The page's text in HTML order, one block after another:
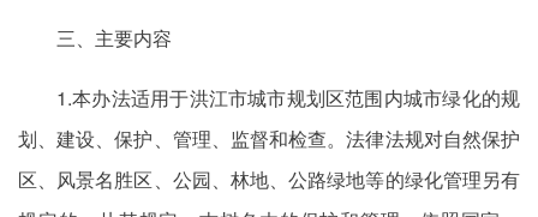
三、主要内容
1.本办法适用于洪江市城市规划区范围内城市绿化的规
划、建设、保护、管理、监督和检查。法律法规对自然保护
区、风景名胜区、公园、林地、公路绿地等的绿化管理另有